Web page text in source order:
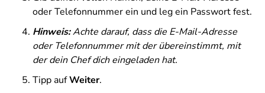
oder Telefonnummer ein und leg ein Passwort fest.
Hinweis:Achte darauf, dass die E-Mail-Adresse
oder Telefonnummer mit der übereinstimmt, mit
der dein Chef dich eingeladen hat.
Tipp aufWeiter.